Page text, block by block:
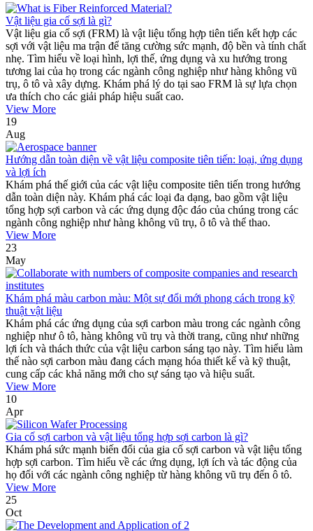
Vật liệu gia cố sợi là gì?
Vật liệu gia cố sợi (FRM) là vật liệu tổng hợp tiên tiến kết hợp các
sợi với vật liệu ma trận để tăng cường sức mạnh, độ bền và tính chất
nhẹ. Tìm hiểu về loại hình, lợi thế, ứng dụng và xu hướng trong
tương lai của họ trong các ngành công nghiệp như hàng không vũ
trụ, ô tô và xây dựng. Khám phá lý do tại sao FRM là sự lựa chọn
ưa thích cho các giải pháp hiệu suất cao.
View More
19
Aug
Hướng dẫn toàn diện về vật liệu composite tiên tiến: loại, ứng dụng
và lợi ích
Khám phá thế giới của các vật liệu composite tiên tiến trong hướng
dẫn toàn diện này. Khám phá các loại đa dạng, bao gồm vật liệu
tổng hợp sợi carbon và các ứng dụng độc đáo của chúng trong các
ngành công nghiệp như hàng không vũ trụ, ô tô và thể thao.
View More
23
May
Khám phá màu carbon màu: Một sự đổi mới phong cách trong kỹ
thuật vật liệu
Khám phá các ứng dụng của sợi carbon màu trong các ngành công
nghiệp như ô tô, hàng không vũ trụ và thời trang, cũng như những
lợi ích và thách thức của vật liệu carbon sáng tạo này. Tìm hiểu làm
thế nào sợi carbon màu đang cách mạng hóa thiết kế và kỹ thuật,
cung cấp các khả năng mới cho sự sáng tạo và hiệu suất.
View More
10
Apr
Gia cố sợi carbon và vật liệu tổng hợp sợi carbon là gì?
Khám phá sức mạnh biến đổi của gia cố sợi carbon và vật liệu tổng
hợp sợi carbon. Tìm hiểu về các ứng dụng, lợi ích và tác động của
họ đối với các ngành công nghiệp từ hàng không vũ trụ đến ô tô.
View More
25
Oct